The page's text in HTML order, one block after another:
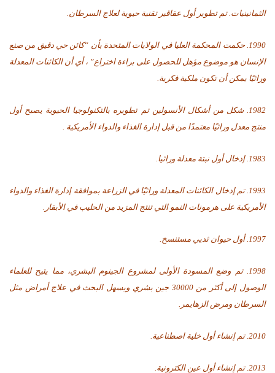
الثمانينيات. تم تطوير أول عقاقير تقنية حيوية لعلاج السرطان.
1990. حكمت المحكمة العليا في الولايات المتحدة بأن “كائن حي دقيق من صنع
الإنسان هو موضوع مؤهل للحصول على براءة اختراع” ، أي أن الكائنات المعدلة
وراثيًا يمكن أن تكون ملكية فكرية.
1982. شكل من أشكال الأنسولين تم تطويره بالتكنولوجيا الحيوية يصبح أول
منتج معدل وراثيًا معتمدًا من قبل إدارة الغذاء والدواء الأمريكية .
1983. إدخال أول نبتة معدلة وراثيا.
1993. تم إدخال الكائنات المعدلة وراثيًا في الزراعة بموافقة إدارة الغذاء والدواء
الأمريكية على هرمونات النمو التي تنتج المزيد من الحليب في الأبقار.
1997. أول حيوان ثديي مستنسخ.
1998. تم وضع المسودة الأولى لمشروع الجينوم البشري، مما يتيح للعلماء
الوصول إلى أكثر من 30000 جين بشري ويسهل البحث في علاج أمراض مثل
السرطان ومرض الزهايمر.
2010. تم إنشاء أول خلية اصطناعية.
2013. تم إنشاء أول عين الكترونية.